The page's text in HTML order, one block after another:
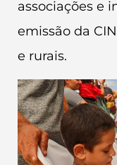
associações e
emissão da
e rurais.